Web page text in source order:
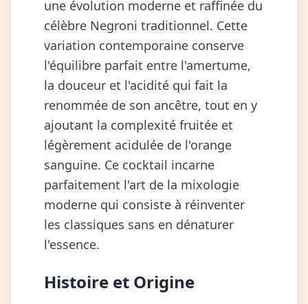
une évolution moderne et raffinée du
célèbre Negroni traditionnel. Cette
variation contemporaine conserve
l'équilibre parfait entre l'amertume,
la douceur et l'acidité qui fait la
renommée de son ancêtre, tout en y
ajoutant la complexité fruitée et
légèrement acidulée de l'orange
sanguine. Ce cocktail incarne
parfaitement l'art de la mixologie
moderne qui consiste à réinventer
les classiques sans en dénaturer
l'essence.
Histoire et Origine